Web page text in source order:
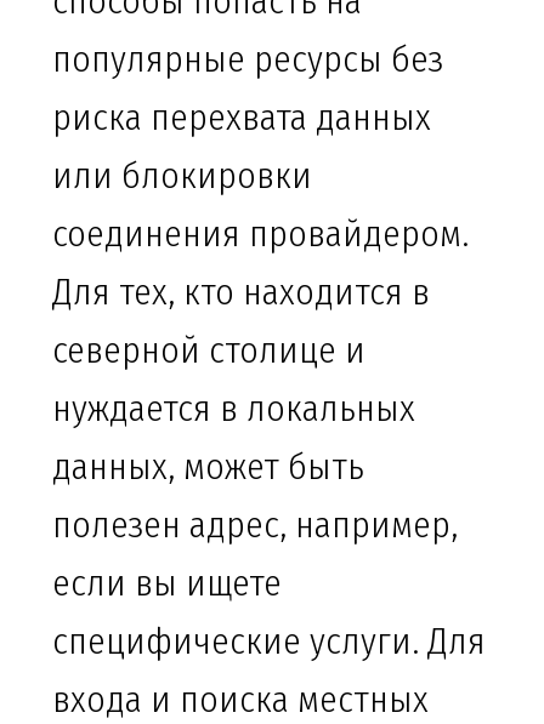
популярные ресурсы без
риска перехвата данных
или блокировки
соединения провайдером.
Для тех, кто находится в
северной столице и
нуждается в локальных
данных, может быть
полезен адрес, например,
если вы ищете
специфические услуги. Для
входа и поиска местных